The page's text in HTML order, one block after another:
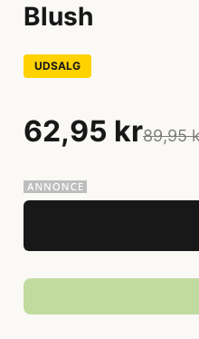
Blush
UDSALG
62,95 kr89,95